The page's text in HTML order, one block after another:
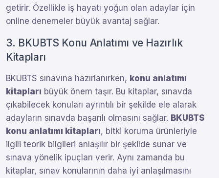
getirir. Özellikle iş hayatı yoğun olan adaylar için
online denemeler büyük avantaj sağlar.
3. BKUBTS Konu Anlatımı ve Hazırlık
Kitapları
BKUBTS sınavına hazırlanırken, konu anlatımı
kitapları büyük önem taşır. Bu kitaplar, sınavda
çıkabilecek konuları ayrıntılı bir şekilde ele alarak
adayların sınavda başarılı olmasını sağlar. BKUBTS
konu anlatımı kitapları, bitki koruma ürünleriyle
ilgili teorik bilgileri anlaşılır bir şekilde sunar ve
sınava yönelik ipuçları verir. Aynı zamanda bu
kitaplar, sınav konularının daha iyi anlaşılmasını